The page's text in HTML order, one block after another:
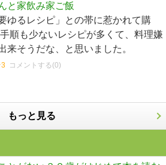
と家飲み家ご飯
ゆるレシピ」との帯に惹かれて購
順も少ないレシピが多くて、料理嫌
来そうだな、と思いました。
コメントする(0)
もっと見る